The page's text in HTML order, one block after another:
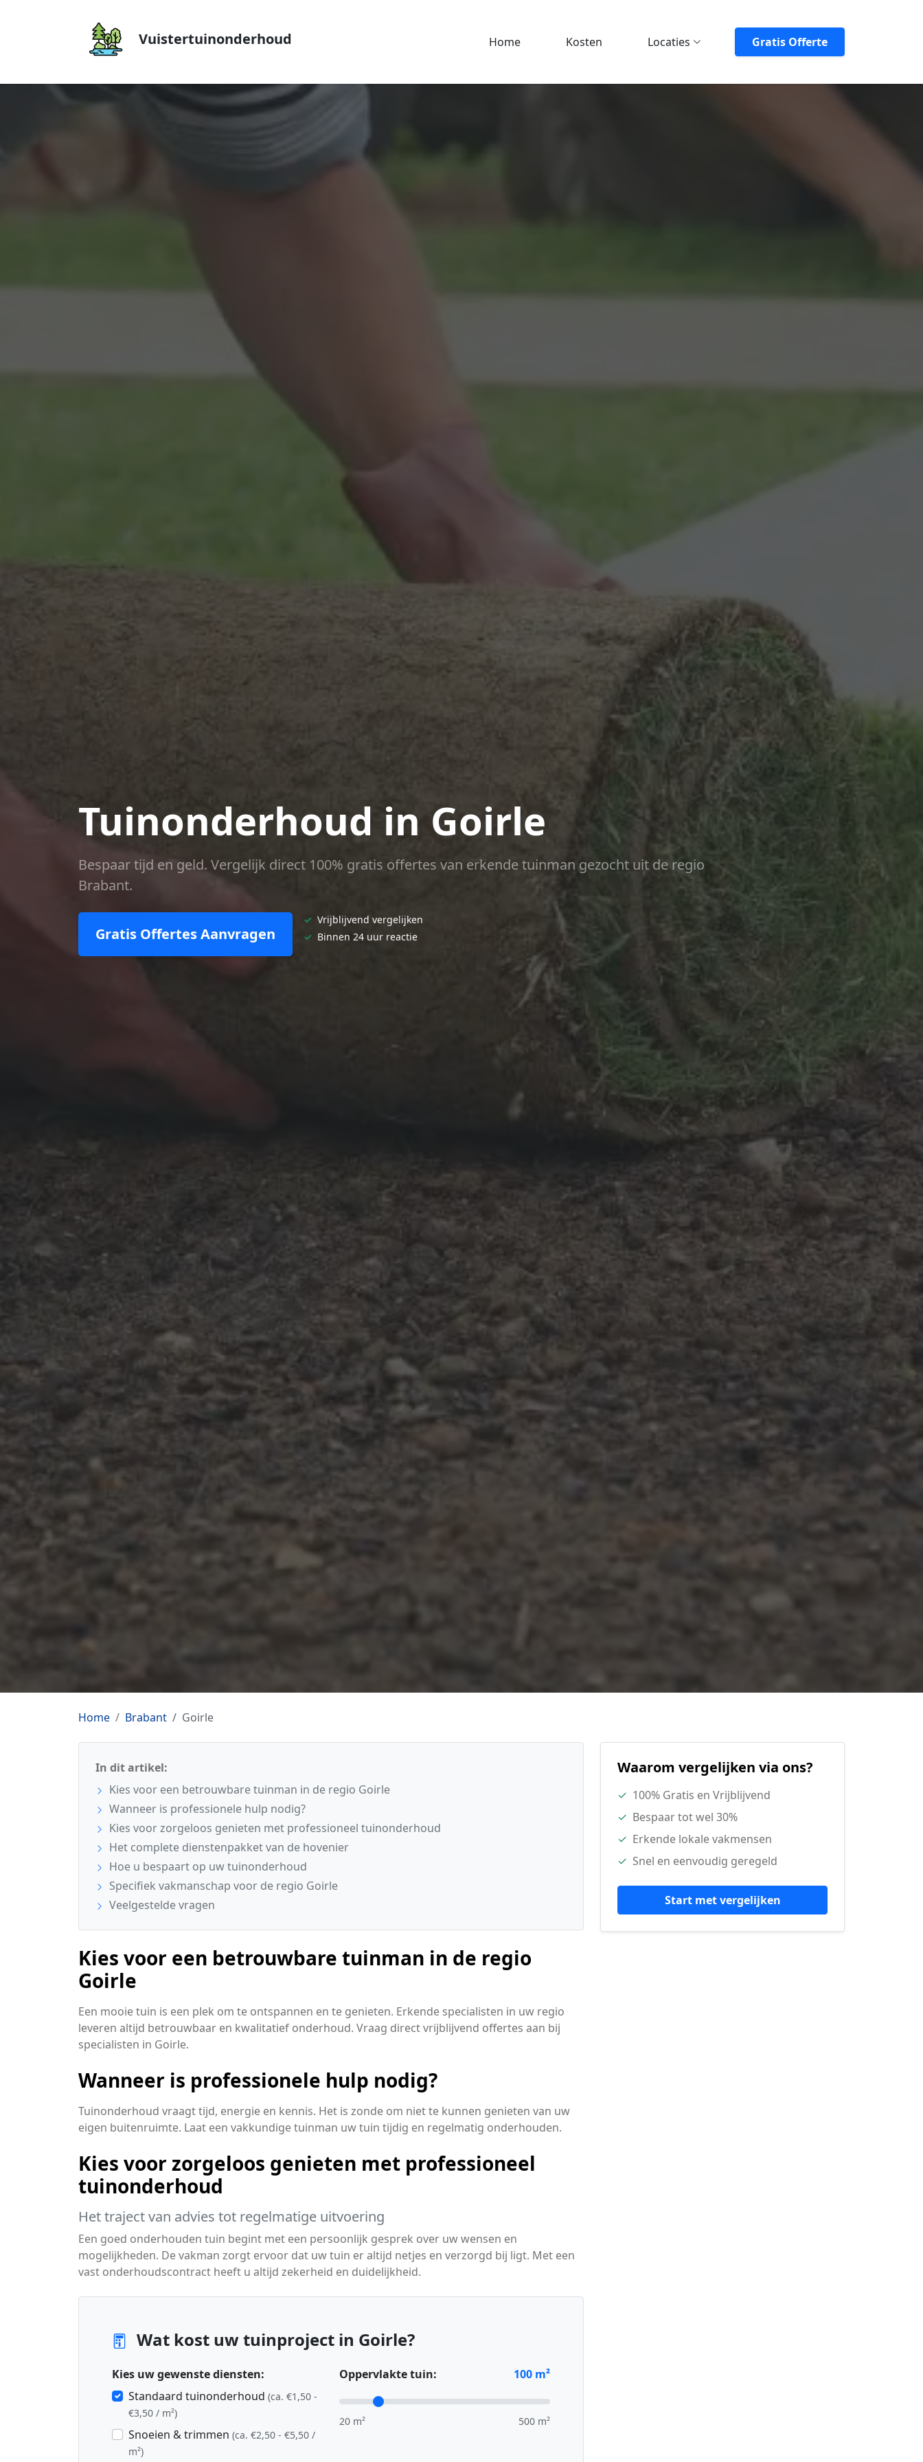
Vuistertuinonderhoud Home Kosten Locaties Gratis Offerte
Tuinonderhoud in Goirle
Bespaar tijd en geld. Vergelijk direct 100% gratis offertes van erkende tuinman gezocht uit de regio
Brabant.
Gratis Offertes Aanvragen
✓ Vrijblijvend vergelijken
✓ Binnen 24 uur reactie
Home Brabant Goirle
In dit artikel:
Kies voor een betrouwbare tuinman in de regio Goirle
Wanneer is professionele hulp nodig?
Kies voor zorgeloos genieten met professioneel tuinonderhoud
Het complete dienstenpakket van de hovenier
Hoe u bespaart op uw tuinonderhoud
Specifiek vakmanschap voor de regio Goirle
Veelgestelde vragen
Kies voor een betrouwbare tuinman in de regio
Goirle
Een mooie tuin is een plek om te ontspannen en te genieten. Erkende specialisten in uw regio
leveren altijd betrouwbaar en kwalitatief onderhoud. Vraag direct vrijblijvend offertes aan bij
specialisten in Goirle.
Wanneer is professionele hulp nodig?
Tuinonderhoud vraagt tijd, energie en kennis. Het is zonde om niet te kunnen genieten van uw
eigen buitenruimte. Laat een vakkundige tuinman uw tuin tijdig en regelmatig onderhouden.
Kies voor zorgeloos genieten met professioneel
tuinonderhoud
Het traject van advies tot regelmatige uitvoering
Een goed onderhouden tuin begint met een persoonlijk gesprek over uw wensen en
mogelijkheden. De vakman zorgt ervoor dat uw tuin er altijd netjes en verzorgd bij ligt. Met een
vast onderhoudscontract heeft u altijd zekerheid en duidelijkheid.
Wat kost uw tuinproject in Goirle?
Kies uw gewenste diensten:
Standaard tuinonderhoud (ca. €1,50 -
€3,50 / m²)
Snoeien & trimmen (ca. €2,50 - €5,50 /
m²)
Oppervlakte tuin: 100 m²
20 m² 500 m²
Waarom vergelijken via ons?
✓ 100% Gratis en Vrijblijvend
✓ Bespaar tot wel 30%
✓ Erkende lokale vakmensen
✓ Snel en eenvoudig geregeld
Start met vergelijken